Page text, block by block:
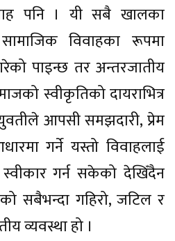
पनि । यी सबै खालका
विवाहका रूपमा
पाइन्छ तर अन्तरजातीय
स्वीकृतिको दायराभित्र
आपसी समझदारी, प्रेम
गर्ने यस्तो विवाहलाई
गर्न सकेको देखिँदैन
सबैभन्दा गहिरो, जटिल र
व्यवस्था हो ।